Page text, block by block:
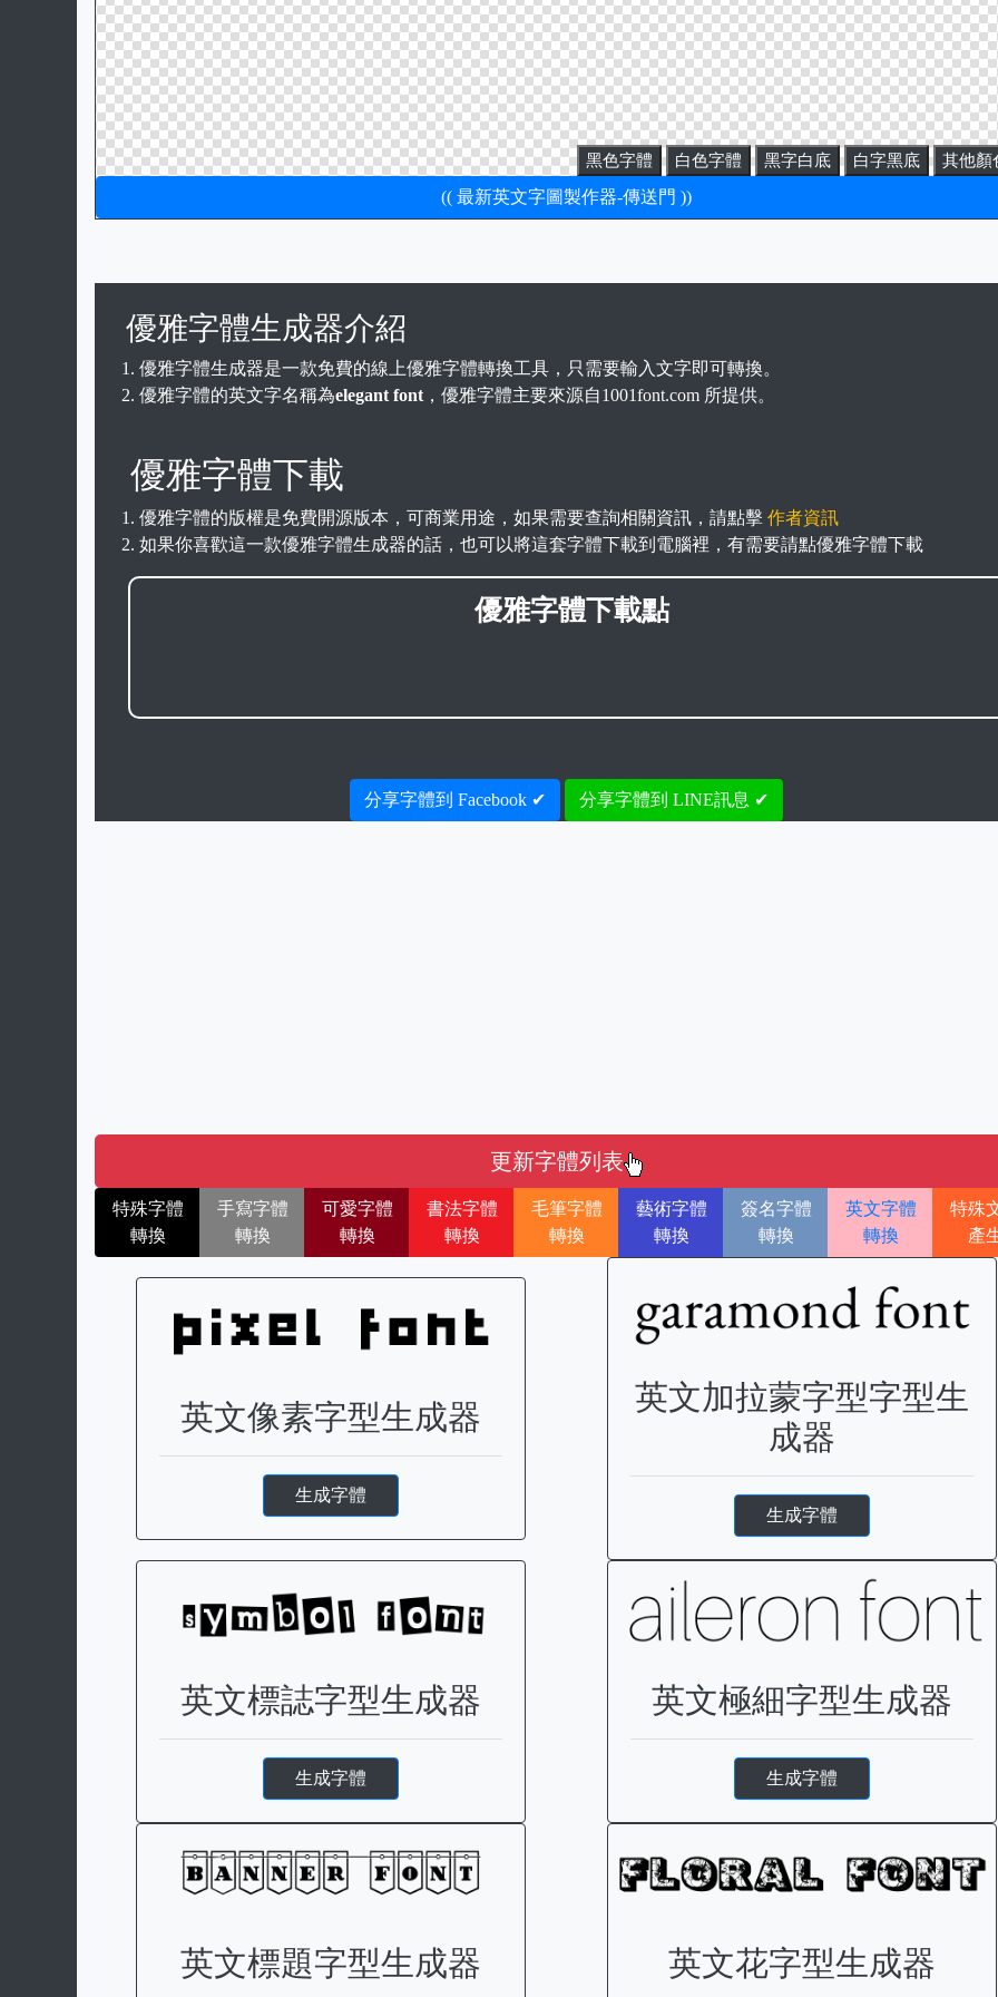
黑色字體 白色字體 黑字白底 白字黑底 其他
(( 最新英文字圖製作器-傳送門 ))
優雅字體生成器介紹
優雅字體生成器是一款免費的線上優雅字體轉換工具，只需要輸入文字即可轉換。
優雅字體的英文字名稱為elegant font ，優雅字體主要來源自1001font.com 所提供。
優雅字體下載
優雅字體的版權是免費開源版本，可商業用途，如果需要查詢相關資訊，請點擊作者資訊
如果你喜歡這一款優雅字體生成器的話，也可以將這套字體下載到電腦裡，有需要請點優雅字體下載
優雅字體下載點
分享字體到 Facebook ✔ 分享字體到 LINE訊息 ✔
更新字體列表
特殊字體
轉換
手寫字體
轉換
可愛字體
轉換
書法字體
轉換
毛筆字體
轉換
藝術字體
轉換
簽名字體
轉換
英文字體
轉換
特殊
產
英文像素字型生成器
生成字體
英文加拉蒙字型字型生
成器
生成字體
英文標誌字型生成器
生成字體
英文極細字型生成器
生成字體
英文標題字型生成器 英文花字型生成器